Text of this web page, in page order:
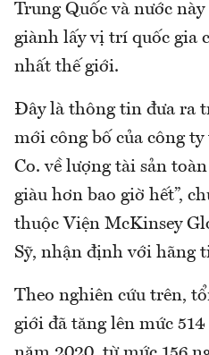
Trung Quốc và nước
giành lấy vị trí quốc gia
nhất thế giới.
Đây là thông tin đưa ra
mới công bố của công
Co. về lượng tài sản
giàu hơn bao giờ hết”,
thuộc Viện McKinsey
Sỹ, nhận định với hãng
Theo nghiên cứu trên,
giới đã tăng lên mức